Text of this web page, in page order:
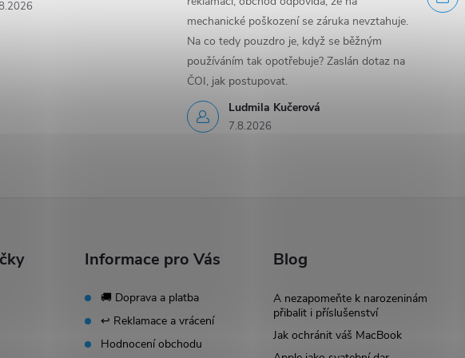
Ludmila Kučerová
7.8.2026
mechanické poškození se záruka nevztahuje.
Na co tedy pouzdro je, když se běžným
používáním tak opotřebuje? Zaslán dotaz na
ČOI, jak postupovat.
Informace pro Vás
🚚 Doprava a platba
↩️ Reklamace a vrácení
Hodnocení obchodu
Blog
A nezapomeňte k narozeninám
přibalit i příslušenství
Jak ochránit váš MacBook